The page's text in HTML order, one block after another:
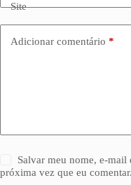
Site
Adicionar comentário *
Salvar meu nome, e-mail
próxima vez que eu comentar.